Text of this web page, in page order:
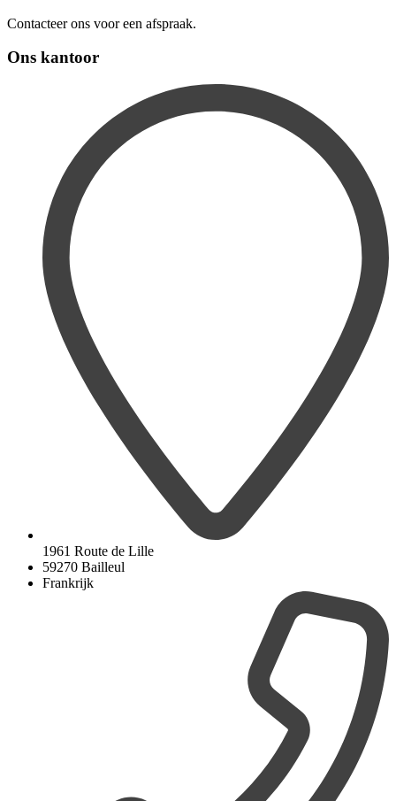
Contacteer ons voor een afspraak.
Ons kantoor
1961 Route de Lille
59270 Bailleul
Frankrijk